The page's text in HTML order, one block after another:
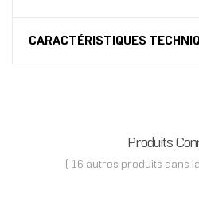
CARACTÉRISTIQUES
Produits
( 16 autres produits dans